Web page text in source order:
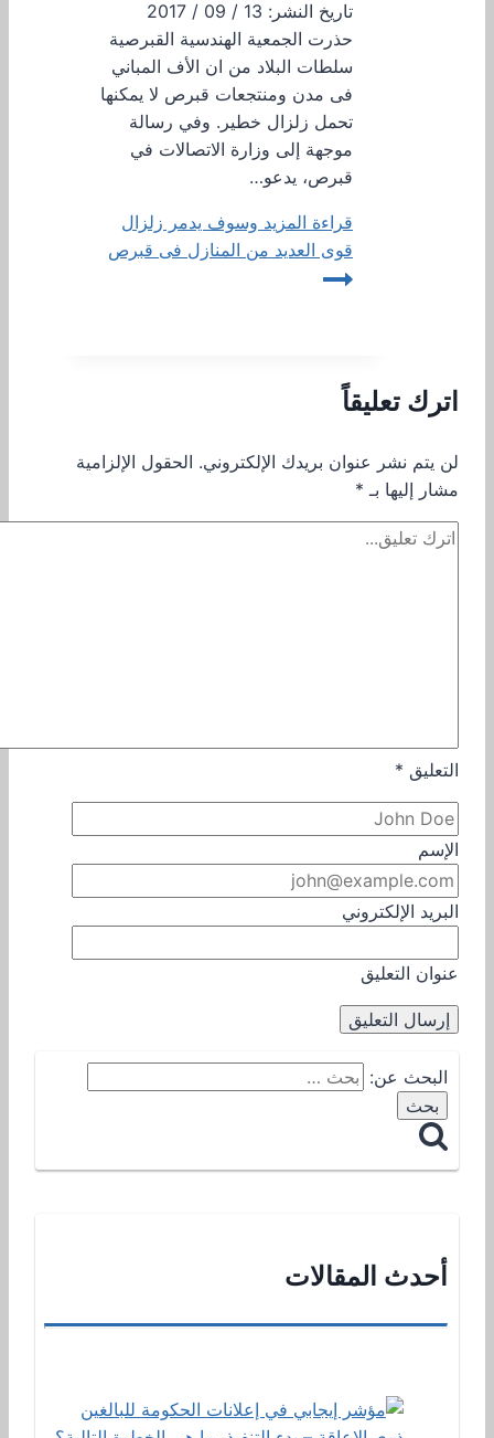
تاريخ النشر: 13 / 09 / 2017
حذرت الجمعية الهندسية القبرصية
سلطات البلاد من ان الأف المباني
فى مدن ومنتجعات قبرص لا يمكنها
تحمل زلزال خطير. وفي رسالة
موجهة إلى وزارة الاتصالات في
قبرص، يدعو…
قراءة المزيد وسوف يدمر زلزال
قوى العديد من المنازل فى قبرص
اترك تعليقاً
لن يتم نشر عنوان بريدك الإلكتروني. الحقول الإلزامية
مشار إليها بـ *
التعليق *
الإسم
البريد الإلكتروني
عنوان التعليق
البحث عن:
أحدث المقالات